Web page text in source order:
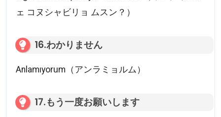
ェ コヌシャビリョ ムスン？）
16.わかりません
Anlamıyorum（アンラミョルム）
17.もう一度お願いします